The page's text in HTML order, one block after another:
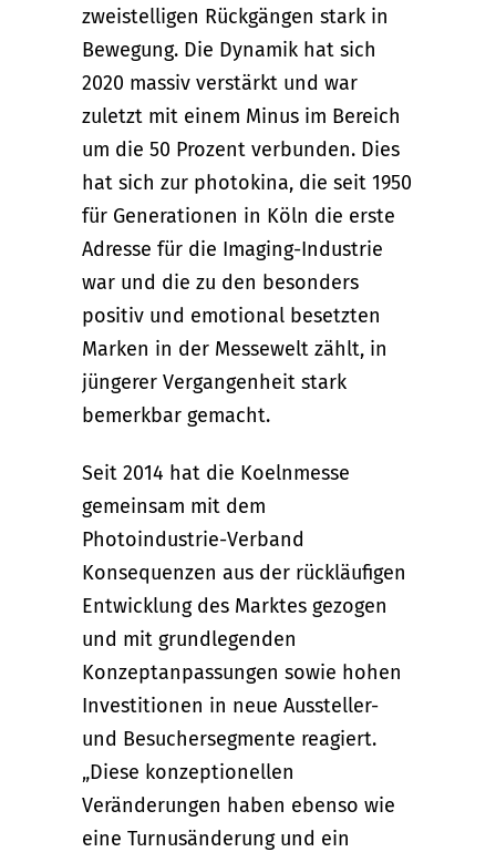
zweistelligen Rückgängen stark in
Bewegung. Die Dynamik hat sich
2020 massiv verstärkt und war
zuletzt mit einem Minus im Bereich
um die 50 Prozent verbunden. Dies
hat sich zur photokina, die seit 1950
für Generationen in Köln die erste
Adresse für die Imaging-Industrie
war und die zu den besonders
positiv und emotional besetzten
Marken in der Messewelt zählt, in
jüngerer Vergangenheit stark
bemerkbar gemacht.
Seit 2014 hat die Koelnmesse
gemeinsam mit dem
Photoindustrie-Verband
Konsequenzen aus der rückläufigen
Entwicklung des Marktes gezogen
und mit grundlegenden
Konzeptanpassungen sowie hohen
Investitionen in neue Aussteller-
und Besuchersegmente reagiert.
„Diese konzeptionellen
Veränderungen haben ebenso wie
eine Turnusänderung und ein